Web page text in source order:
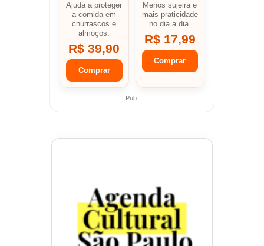
Ajuda a proteger
a comida em
churrascos e
almoços.
R$ 39,90
Comprar
Menos sujeira e
mais praticidade
no dia a dia.
R$ 17,99
Comprar
Pub.